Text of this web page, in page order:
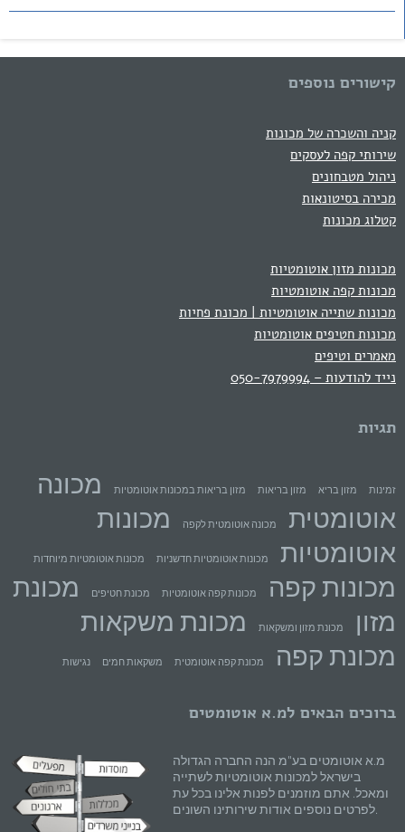
קישורים נוספים
קניה והשכרה של מכונות
שירותי קפה לעסקים
ניהול מטבחונים
מכירה בסיטונאות
קטלוג מכונות
מכונות מזון אוטומטיות
מכונות קפה אוטומטיות
מכונות שתייה אוטומטיות | מכונת פחיות
מכונות חטיפים אוטומטיות
מאמרים וטיפים
נייד להודעות – 050-7979994
תגיות
זמינות מזון בריא מזון בריאות מזון בריאות במכונות אוטומטיות
מכונה
אוטומטית
מכונה אוטומטית לקפה
מכונות
אוטומטיות
מכונות אוטומטיות חדשניות מכונות אוטומטיות מיוחדות
מכונות קפה מכונות קפה אוטומטיות מכונת חטיפים
מכונת
מזון
מכונת מזון ומשקאות
מכונת משקאות
מכונת קפה
מכונת קפה אוטומטית משקאות חמים נגישות
ברוכים הבאים למ.א אוטומטים
מ.א אוטומטים בע"מ הנה החברה הגדולה
בישראל למכונות אוטומטיות לשתייה
ומאכל. אתם מוזמנים לפנות אלינו בכל עת
לפרטים נוספים אודות שירותינו השונים.